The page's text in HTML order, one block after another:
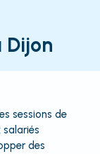
Dijon
sessions de
des